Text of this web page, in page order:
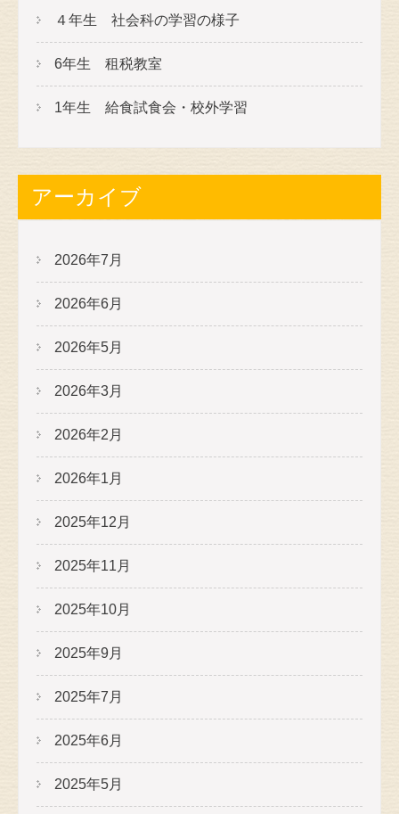
４年生 社会科の学習の様子
6年生 租税教室
1年生 給食試食会・校外学習
アーカイブ
2026年7月
2026年6月
2026年5月
2026年3月
2026年2月
2026年1月
2025年12月
2025年11月
2025年10月
2025年9月
2025年7月
2025年6月
2025年5月